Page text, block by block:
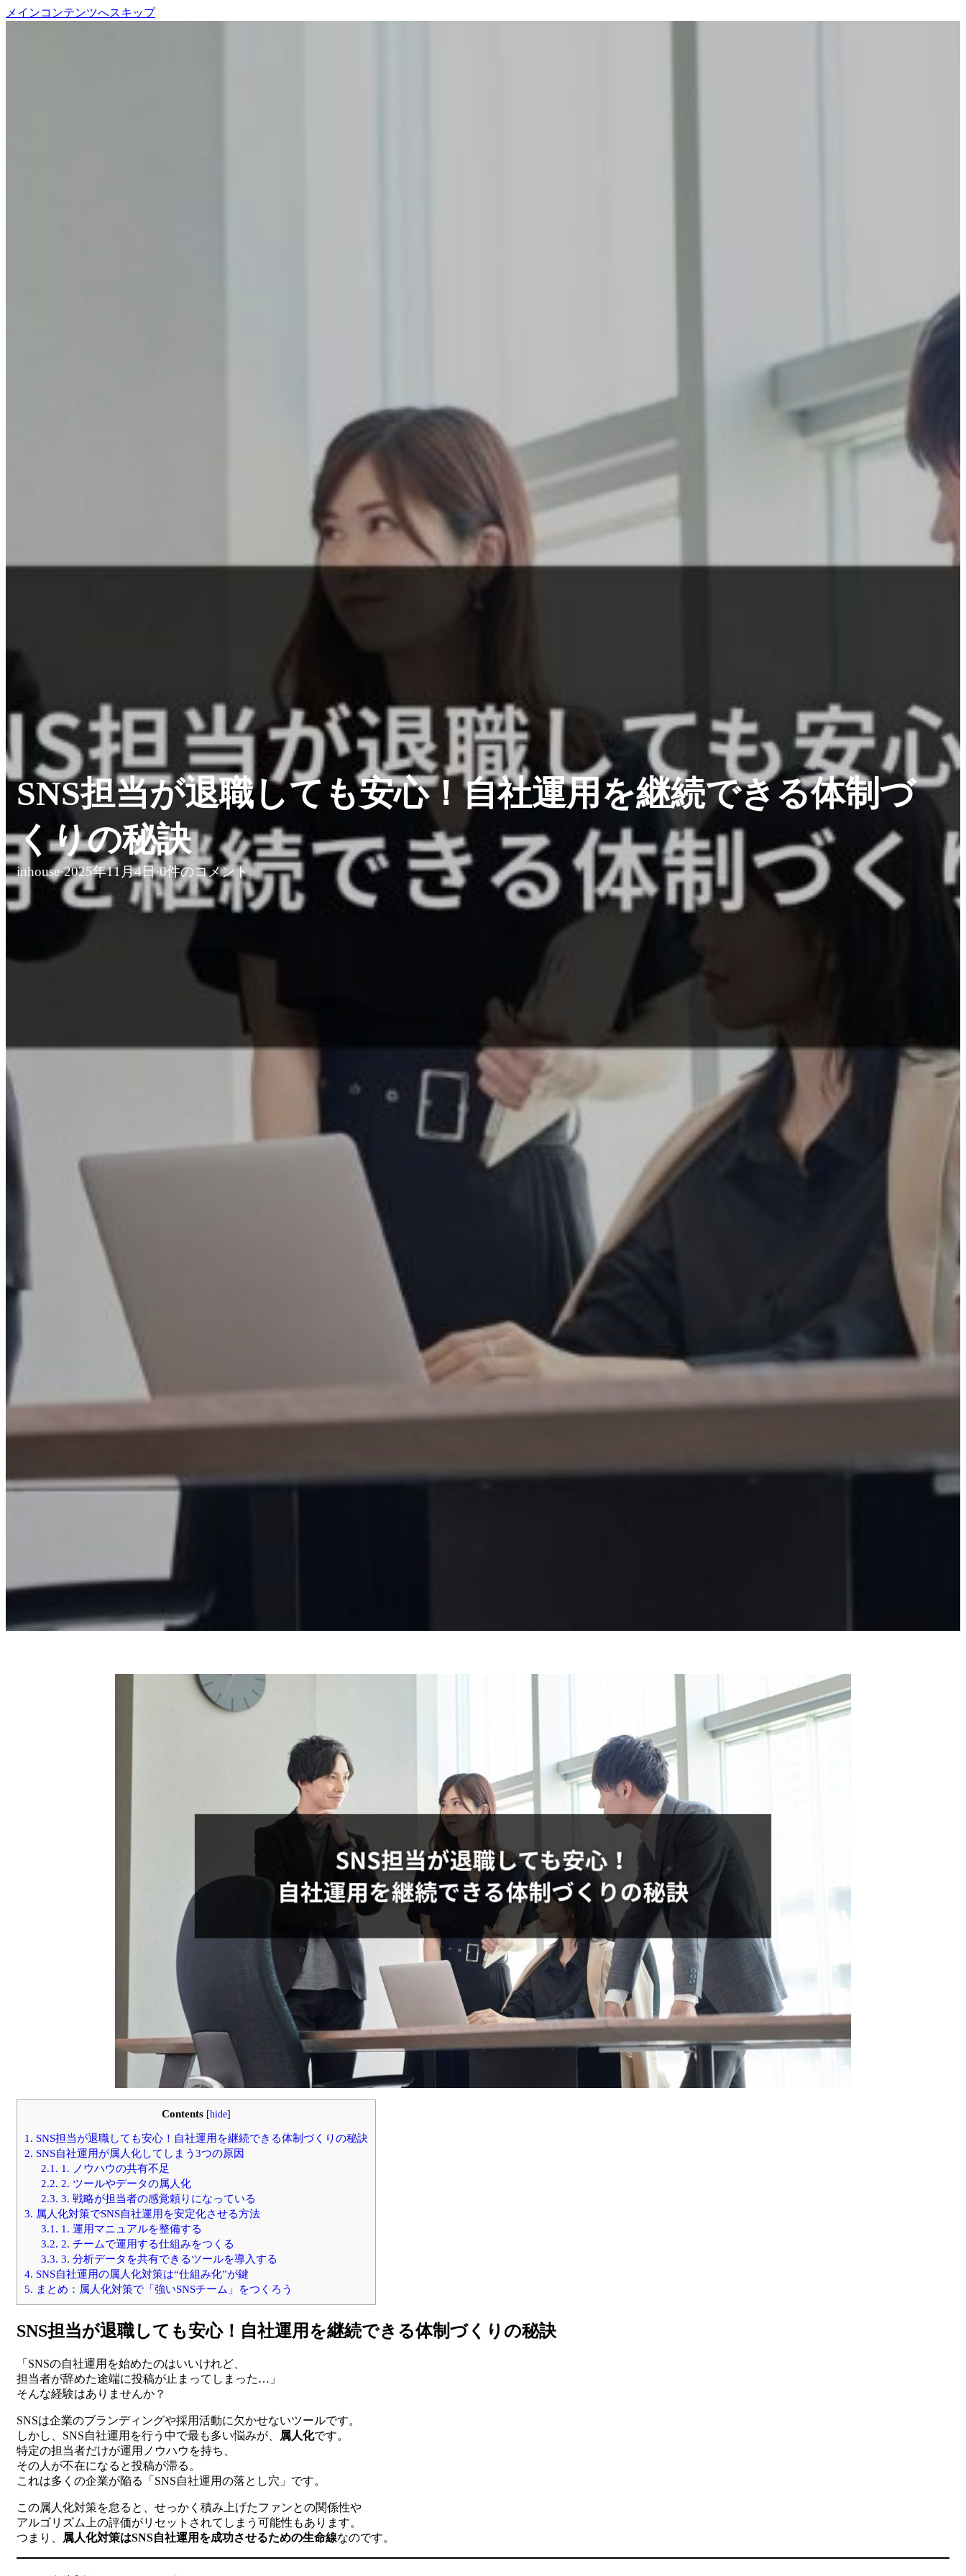
メインコンテンツへスキップ
SNS担当が退職しても安心！自社運用を継続できる体制づ
くりの秘訣
inhouse·2025年11月4日·0件のコメント
Contents [hide]
1. SNS担当が退職しても安心！自社運用を継続できる体制づくりの秘訣
2. SNS自社運用が属人化してしまう3つの原因
2.1. 1. ノウハウの共有不足
2.2. 2. ツールやデータの属人化
2.3. 3. 戦略が担当者の感覚頼りになっている
3. 属人化対策でSNS自社運用を安定化させる方法
3.1. 1. 運用マニュアルを整備する
3.2. 2. チームで運用する仕組みをつくる
3.3. 3. 分析データを共有できるツールを導入する
4. SNS自社運用の属人化対策は“仕組み化”が鍵
5. まとめ：属人化対策で「強いSNSチーム」をつくろう
SNS担当が退職しても安心！自社運用を継続できる体制づくりの秘訣
「SNSの自社運用を始めたのはいいけれど、
担当者が辞めた途端に投稿が止まってしまった…」
そんな経験はありませんか？
SNSは企業のブランディングや採用活動に欠かせないツールです。
しかし、SNS自社運用を行う中で最も多い悩みが、
属人化です。
特定の担当者だけが運用ノウハウを持ち、
その人が不在になると投稿が滞る。
これは多くの企業が陥る「SNS自社運用の落とし穴」です。
この属人化対策を怠ると、せっかく積み上げたファンとの関係性や
アルゴリズム上の評価がリセットされてしまう可能性もあります。
つまり、
属人化対策はSNS自社運用を成功させるための生命線なのです。